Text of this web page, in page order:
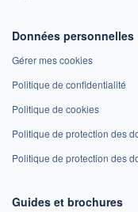
Données personnelles
Gérer mes cookies
Politique de confidentialité
Politique de cookies
Politique de protection des
Politique de protection des
Guides et brochures